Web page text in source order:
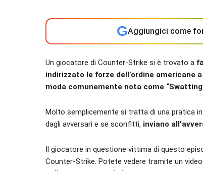
GAggiungici come
Un giocatore di Counter-Strike si è trovato a
indirizzato le forze dell’ordine americane
moda comunemente nota come
Molto semplicemente si tratta di una pratica
dagli avversari e se sconfitti, inviano
Il giocatore in questione vittima di questo
Counter-Strike. Potete vedere tramite un